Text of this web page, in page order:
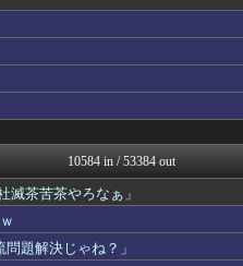
かせまと！
浮気ちゃんねる
ぶる速-VIP
保守速報
コノユビニュース｜みんなの...
トレンドの通り道
なんじぇいスタジアム＠なん...
修羅場ライフ速報
10584 in / 53384 out
茶苦茶やろなぁ」
題解決じゃね？」